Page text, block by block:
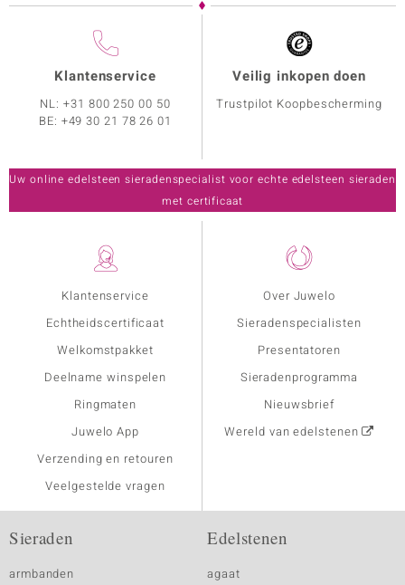
Klantenservice
Echtheidscertificaat
Welkomstpakket
Deelname winspelen
Ringmaten
Juwelo App
Verzending en retouren
Veelgestelde vragen
Over Juwelo
Sieradenspecialisten
Presentatoren
Sieradenprogramma
Nieuwsbrief
Wereld van edelstenen
Klantenservice
NL:+31 800 250 00 50
BE: +49 30 21 78 26 01
Veilig inkopen doen
Trustpilot Koopbescherming
Uw online edelsteen sieradenspecialist voor echte edelsteen sieraden
met certificaat
Sieraden
armbanden
Edelstenen
agaat